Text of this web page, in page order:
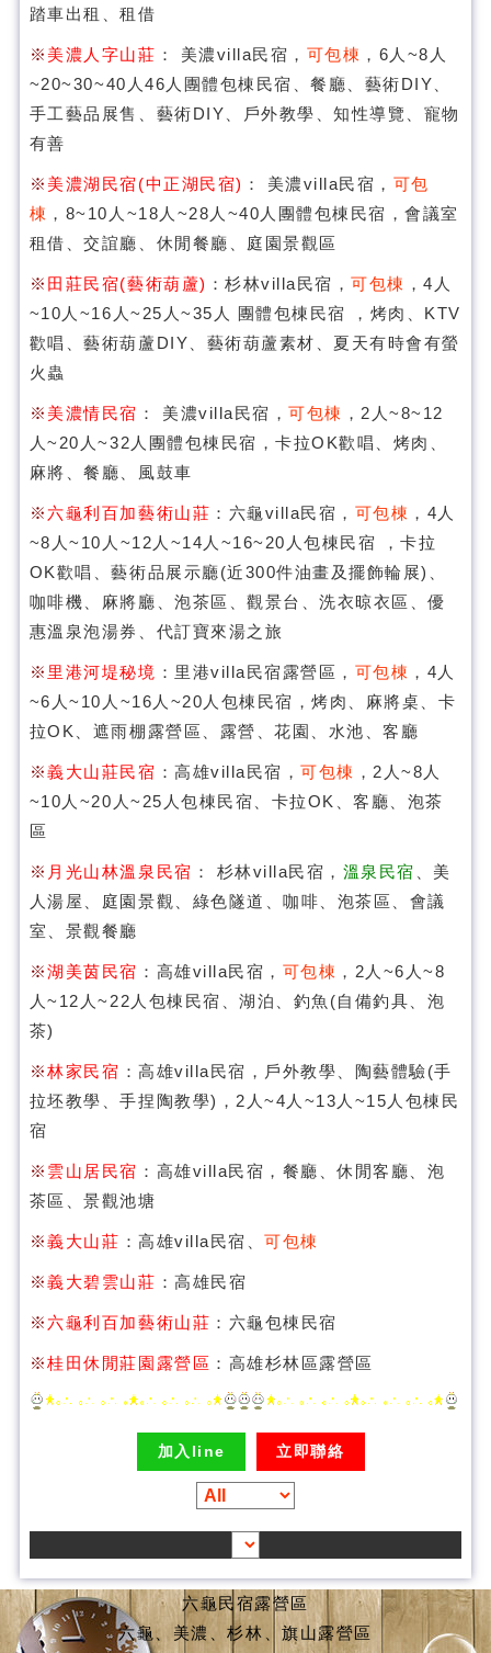
踏車出租、租借
※ 美濃人字山莊 ： 美濃villa民宿， 可包棟 ，6人~8人
~20~30~40人46人團體包棟民宿、餐廳、藝術DIY、
手工藝品展售、藝術DIY、戶外教學、知性導覽、寵物
有善
※ 美濃湖民宿(中正湖民宿) ： 美濃villa民宿， 可包
棟 ，8~10人~18人~28人~40人團體包棟民宿，會議室
租借、交誼廳、休閒餐廳、庭園景觀區
※ 田莊民宿(藝術葫蘆) ：杉林villa民宿，可包棟 ，4人
~10人~16人~25人~35人 團體包棟民宿 ，烤肉、KTV
歡唱、藝術葫蘆DIY、藝術葫蘆素材、夏天有時會有螢
火蟲
※ 美濃情民宿 ： 美濃villa民宿，可包棟 ，2人~8~12
人~20人~32人團體包棟民宿，卡拉OK歡唱、烤肉、
麻將、餐廳、風鼓車
※六龜利百加藝術山莊 ：六龜villa民宿， 可包棟 ，4人
~8人~10人~12人~14人~16~20人包棟民宿 ，卡拉
OK歡唱、藝術品展示廳(近300件油畫及擺飾輪展)、
咖啡機、麻將廳、泡茶區、觀景台、洗衣晾衣區、優
惠溫泉泡湯券、代訂寶來湯之旅
※ 里港河堤秘境 ：里港villa民宿露營區， 可包棟 ，4人
~6人~10人~16人~20人包棟民宿，烤肉、麻將桌、卡
拉OK、遮雨棚露營區、露營、花園、水池、客廳
※義大山莊民宿 ：高雄villa民宿，可包棟 ，2人~8人
~10人~20人~25人包棟民宿、卡拉OK、客廳、泡茶
區
※ 月光山林溫泉民宿 ： 杉林villa民宿， 溫泉民宿
、美
人湯屋、庭園景觀、綠色隧道、咖啡、泡茶區、會議
室、景觀餐廳
※湖美茵民宿 ：高雄villa民宿， 可包棟 ，2人~6人~8
人~12人~22人包棟民宿、湖泊、釣魚(自備釣具、泡
茶)
※林家民宿 ：高雄villa民宿，戶外教學、陶藝體驗(手
拉坯教學、手捏陶教學)，2人~4人~13人~15人包棟民
宿
※ 雲山居民宿 ：高雄villa民宿，餐廳、休閒客廳、泡
茶區、景觀池塘
※義大山莊 ：高雄villa民宿、可包棟
※義大碧雲山莊 ：高雄民宿
※六龜利百加藝術山莊 ：六龜包棟民宿
※桂田休閒莊園露營區 ：高雄杉林區露營區
加入line 立即聯絡
六龜民宿露營區
六龜、美濃、杉林、旗山露營區